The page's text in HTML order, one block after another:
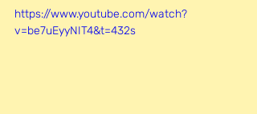
https://www.youtube.com/watch?
v=be7uEyyNIT4&t=432s